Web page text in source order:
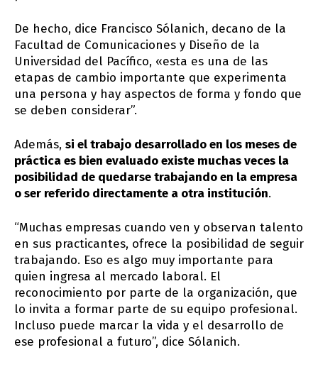
De hecho, dice Francisco Sólanich, decano de la
Facultad de Comunicaciones y Diseño de la
Universidad del Pacífico, «esta es una de las
etapas de cambio importante que experimenta
una persona y hay aspectos de forma y fondo que
se deben considerar”.
Además, si el trabajo desarrollado en los meses de
práctica es bien evaluado existe muchas veces la
posibilidad de quedarse trabajando en la empresa
o ser referido directamente a otra institución.
“Muchas empresas cuando ven y observan talento
en sus practicantes, ofrece la posibilidad de seguir
trabajando. Eso es algo muy importante para
quien ingresa al mercado laboral. El
reconocimiento por parte de la organización, que
lo invita a formar parte de su equipo profesional.
Incluso puede marcar la vida y el desarrollo de
ese profesional a futuro”, dice Sólanich.